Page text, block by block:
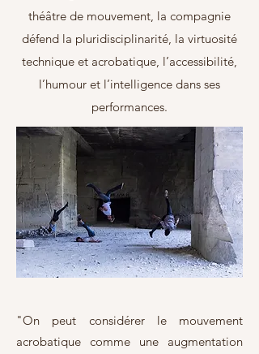
théâtre de mouvement, la compagnie
défend la pluridisciplinarité, la virtuosité
technique et acrobatique, l’accessibilité,
l’humour et l’intelligence dans ses
performances.
"On peut considérer le mouvement
acrobatique comme une augmentation